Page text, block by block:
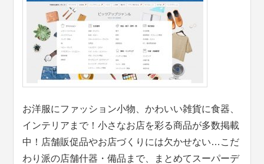
お洋服にファッション小物、かわいい雑貨に食器、
インテリアまで！小さなお店を彩る商品が多数掲載
中！店舗販促品やお店づくりには欠かせない…こだ
わり派の店舗什器・備品まで、まとめてスーパーデ